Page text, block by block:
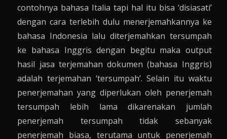
contohnya bahasa Italia tapi hal itu bisa ‘disiasati’
dengan cara terlebih dulu menerjemahkannya ke
bahasa Indonesia lalu diterjemahkan tersumpah
ke bahasa Inggris dengan begitu maka output
hasil jasa terjemahan dokumen (bahasa Inggris)
adalah terjemahan ‘tersumpah’. Selain itu waktu
penerjemahan yang diperlukan oleh penerjemah
tersumpah lebih lama dikarenakan jumlah
penerjemah tersumpah tidak sebanyak
penerjemah biasa, terutama untuk penerjemah